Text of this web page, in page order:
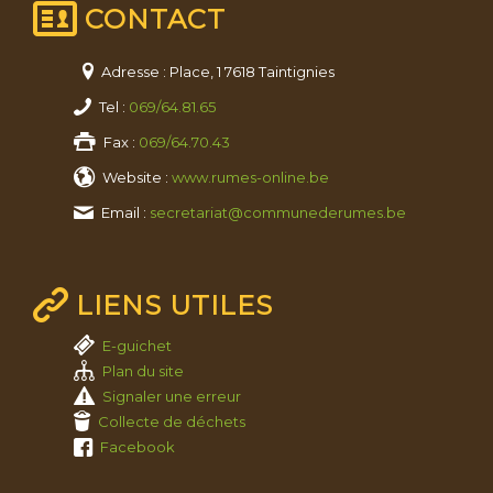
CONTACT
Adresse : Place, 1 7618 Taintignies
Tel : 069/64.81.65
Fax : 069/64.70.43
Website : www.rumes-online.be
Email : secretariat@communederumes.be
LIENS UTILES
E-guichet
Plan du site
Signaler une erreur
Collecte de déchets
Facebook